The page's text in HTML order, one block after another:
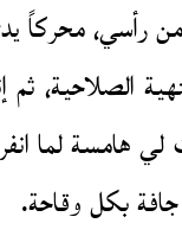
رأسي، محركاً
لي هامسة
بكل وقاحة.